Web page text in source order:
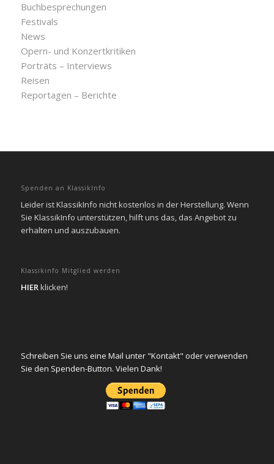
Buchbesprechungen
Festivals
News
Opern- und Konzertkritiken
Porträts – Interviews
Reisen
Reportagen – Berichte
Spenden an KlassikInfo
Leider ist KlassikInfo nicht kostenlos in der Herstellung. Wenn
Sie KlassikInfo unterstützen, hilft uns das, das Angebot zu
erhalten und auszubauen.
Klassikinfo Mitglied werden
HIERklicken!
Schreiben Sie uns eine Mail unter "Kontakt" oder verwenden
Sie den Spenden-Button. Vielen Dank!